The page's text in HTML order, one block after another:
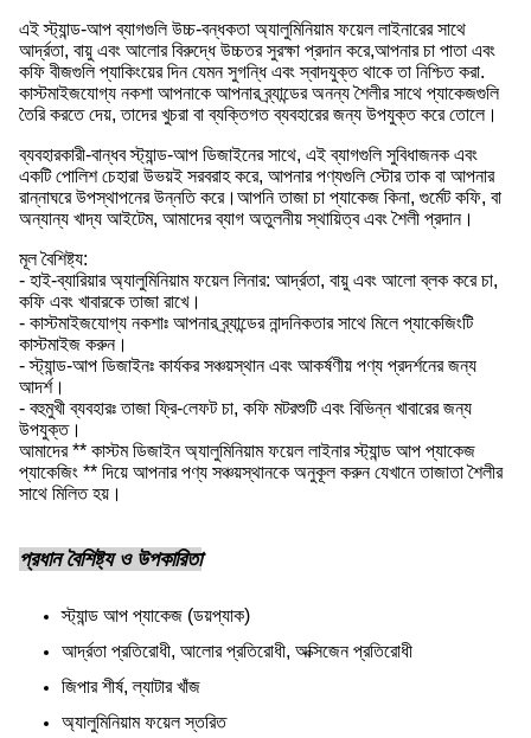
এই স্ট্যান্ড-আপ ব্যাগগুলি উচ্চ-বন্ধকতা অ্যালুমিনিয়াম ফয়েল লাইনারের সাথে
আর্দ্রতা, বায়ু এবং আলোর বিরুদ্ধে উচ্চতর সুরক্ষা প্রদান করে,আপনার চা পাতা এবং
কফি বীজগুলি প্যাকিংয়ের দিন যেমন সুগন্ধি এবং স্বাদযুক্ত থাকে তা নিশ্চিত করা.
কাস্টমাইজযোগ্য নকশা আপনাকে আপনার ব্র্যান্ডের অনন্য শৈলীর সাথে প্যাকেজগুলি
তৈরি করতে দেয়, তাদের খুচরা বা ব্যক্তিগত ব্যবহারের জন্য উপযুক্ত করে তোলে।
ব্যবহারকারী-বান্ধব স্ট্যান্ড-আপ ডিজাইনের সাথে, এই ব্যাগগুলি সুবিধাজনক এবং
একটি পোলিশ চেহারা উভয়ই সরবরাহ করে, আপনার পণ্যগুলি স্টোর তাক বা আপনার
রান্নাঘরে উপস্থাপনের উন্নতি করে।আপনি তাজা চা প্যাকেজ কিনা, গুর্মেট কফি, বা
অন্যান্য খাদ্য আইটেম, আমাদের ব্যাগ অতুলনীয় স্থায়িত্ব এবং শৈলী প্রদান।
মূল বৈশিষ্ট্য:
- হাই-ব্যারিয়ার অ্যালুমিনিয়াম ফয়েল লিনার: আর্দ্রতা, বায়ু এবং আলো ব্লক করে চা,
কফি এবং খাবারকে তাজা রাখে।
- কাস্টমাইজযোগ্য নকশাঃ আপনার ব্র্যান্ডের নান্দনিকতার সাথে মিলে প্যাকেজিংটি
কাস্টমাইজ করুন।
- স্ট্যান্ড-আপ ডিজাইনঃ কার্যকর সঞ্চয়স্থান এবং আকর্ষণীয় পণ্য প্রদর্শনের জন্য
আদর্শ।
- বহুমুখী ব্যবহারঃ তাজা ফ্রি-লেফট চা, কফি মটরশুটি এবং বিভিন্ন খাবারের জন্য
উপযুক্ত।
আমাদের ** কাস্টম ডিজাইন অ্যালুমিনিয়াম ফয়েল লাইনার স্ট্যান্ড আপ প্যাকেজ
প্যাকেজিং ** দিয়ে আপনার পণ্য সঞ্চয়স্থানকে অনুকূল করুন যেখানে তাজাতা শৈলীর
সাথে মিলিত হয়।
প্রধান বৈশিষ্ট্য ও উপকারিতা
স্ট্যান্ড আপ প্যাকেজ (ডয়প্যাক)
আর্দ্রতা প্রতিরোধী, আলোর প্রতিরোধী, অক্সিজেন প্রতিরোধী
জিপার শীর্ষ, ল্যাটার খাঁজ
অ্যালুমিনিয়াম ফয়েল স্তরিত